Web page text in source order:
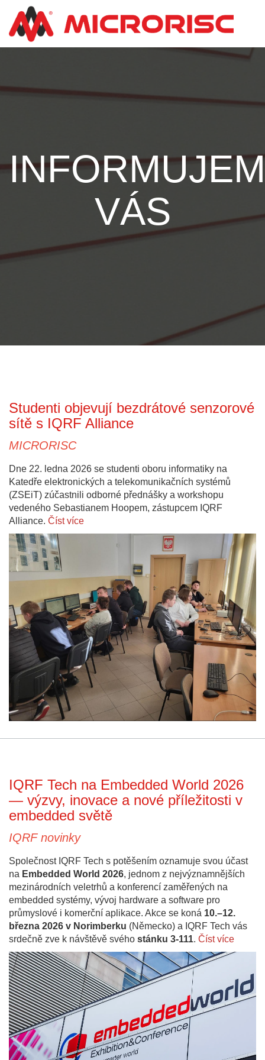
VÁS
Studenti objevují bezdrátové senzorové
sítě s IQRF Alliance
MICRORISC
Dne 22. ledna 2026 se studenti oboru informatiky na
Katedře elektronických a telekomunikačních systémů
(ZSEiT) zúčastnili odborné přednášky a workshopu
vedeného Sebastianem Hoopem, zástupcem IQRF
Alliance. Číst více
IQRF Tech na Embedded World 2026
— výzvy, inovace a nové příležitosti v
embedded světě
IQRF novinky
Společnost IQRF Tech s potěšením oznamuje svou účast
na Embedded World 2026, jednom z nejvýznamnějších
mezinárodních veletrhů a konferencí zaměřených na
embedded systémy, vývoj hardware a software pro
průmyslové i komerční aplikace. Akce se koná 10.–12.
března 2026 v Norimberku (Německo) a IQRF Tech vás
srdečně zve k návštěvě svého stánku 3-111. Číst více